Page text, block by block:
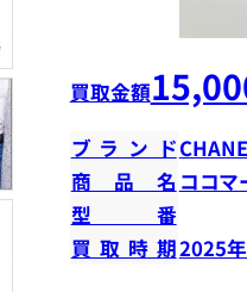
買取金額
ブランド
商品名 ココマ
型番
買取時期2025